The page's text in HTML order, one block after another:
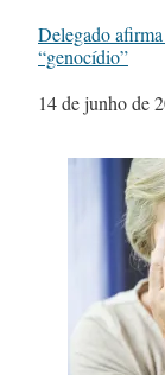
Delegado
“genocídio”
Data
14 de junho de